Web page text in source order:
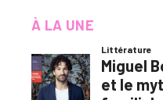
À LA UNE